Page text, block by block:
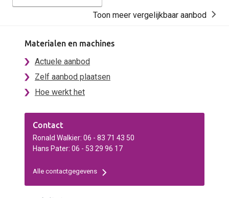
Toon meer vergelijkbaar aanbod
Materialen en machines
Actuele aanbod
Zelf aanbod plaatsen
Hoe werkt het
Contact
Ronald Walkier: 06 - 83 71 43 50
Hans Pater: 06 - 53 29 96 17
Alle contactgegevens